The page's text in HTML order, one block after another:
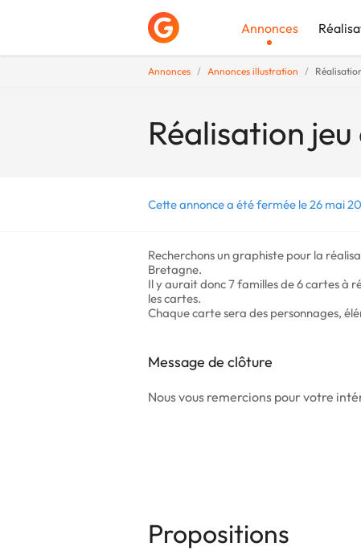
Annonces
Annonces Annonces illustration
Réalisation
Cette annonce a été fermée le 26 mai
Recherchons un graphiste pour la
Bretagne.
Il y aurait donc 7 familles de 6 cartes à
les cartes.
Chaque carte sera des personnages,
Message de clôture
Nous vous remercions pour votre
Propositions